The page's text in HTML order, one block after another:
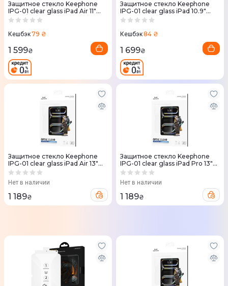
Защитное стекло Keephone
IPG-01 clear glass iPad Air 11"
2024/2025 (KPOPT24AIR11)
Кешбэк79 ₴
1 599₴
Защитное стекло Keephone
IPG-01 clear glass iPad 10.9"
(KPOPT10109)
Кешбэк84 ₴
1 699₴
Защитное стекло Keephone
IPG-01 clear glass iPad Air 13"
2024 (KPOPT24AIR13)
Нет в наличии
1 189₴
Защитное стекло Keephone
IPG-01 clear glass iPad Pro 13"
(2024) (KPOPT24PRO13)
Нет в наличии
1 189₴